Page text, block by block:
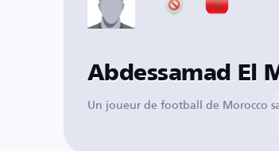
Abdessamad El
Un joueur de football de Morocco